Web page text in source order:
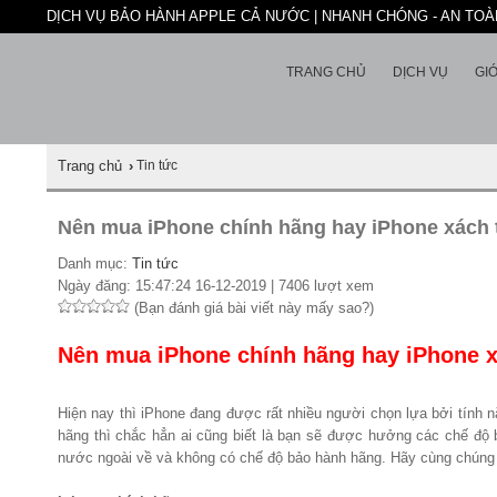
DỊCH VỤ BẢO HÀNH APPLE CẢ NƯỚC | NHANH CHÓNG - AN
TRANG CHỦ DỊCH VỤ
Trang chủ › Tin tức
Nên mua iPhone chính hãng hay iPhone
Danh mục: Tin tức
Ngày đăng: 15:47:24 16-12-2019 | 7406 lượt xem
(Bạn đánh giá bài viết này mấy sao?)
Nên mua iPhone chính hãng hay iPhone
Hiện nay thì iPhone đang được rất nhiều người chọn lựa bởi tính
hãng thì chắc hẳn ai cũng biết là bạn sẽ được hưởng các chế
nước ngoài về và không có chế độ bảo hành hãng. Hãy cùng